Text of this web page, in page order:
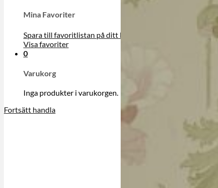
Mina Favoriter
Spara till favoritlistan på ditt konto
Visa favoriter
0
Varukorg
Inga produkter i varukorgen.
Fortsätt handla